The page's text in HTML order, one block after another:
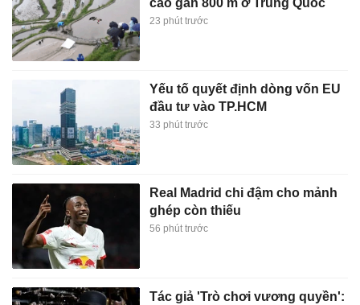
23 phút trước
Yếu tố quyết định dòng vốn EU
đầu tư vào TP.HCM
33 phút trước
Real Madrid chi đậm cho mảnh
ghép còn thiếu
56 phút trước
Tác giả 'Trò chơi vương quyền':